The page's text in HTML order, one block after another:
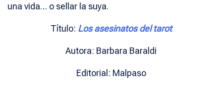
una vida… o sellar la suya.
Título: Los asesinatos del tarot
Autora: Barbara Baraldi
Editorial: Malpaso